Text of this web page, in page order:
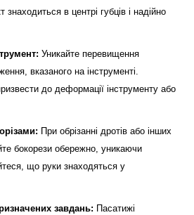
в центрі губців і надійно
Уникайте перевищення
вказаного на інструменті.
до деформації інструменту або
При обрізанні дротів або інших
бокорези обережно, уникаючи
що руки знаходяться у
завдань: Пасатижі